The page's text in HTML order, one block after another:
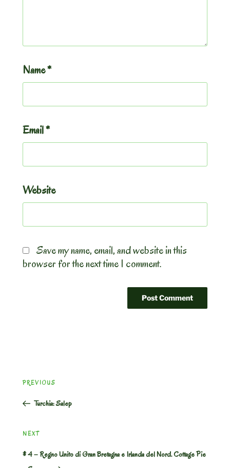
Name*
Email*
Website
Save my name, email, and website in this
browser for the next time I comment.
navigation
Previous
PREVIOUS
Turchia: Salep
Next
NEXT
# 4 – Regno Unito di Gran Bretagna e Irlanda del Nord. Cottage Pie